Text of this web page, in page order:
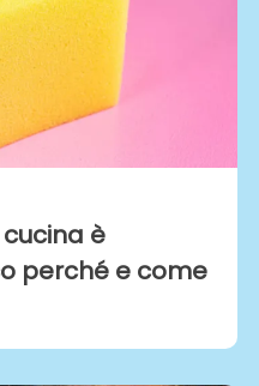
è
perché e come